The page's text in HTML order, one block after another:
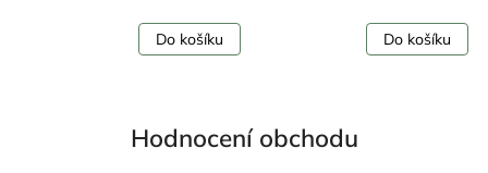
Do košíku Do košíku
Hodnocení obchodu